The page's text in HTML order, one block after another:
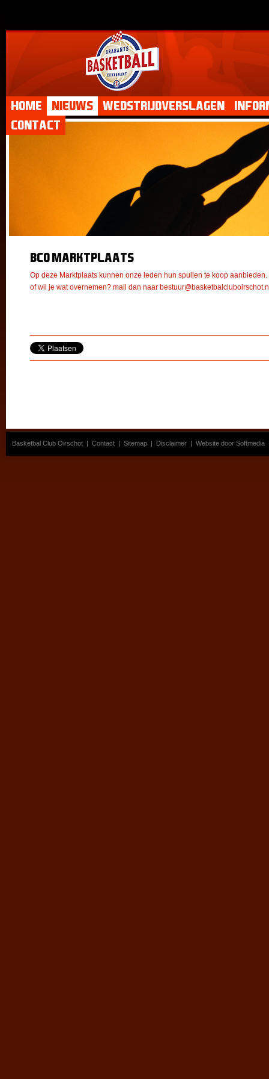
Home Nieuws Wedstrijdverslagen
Contact
BCO Marktplaats
Op deze Marktplaats kunnen onze leden hun spullen te koop
of wil je wat overnemen? mail dan naar
Basketbal Club Oirschot | Contact | Sitemap | Disclaimer | Website door Softmedia